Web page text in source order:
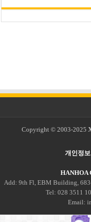
Copyright © 2003-2025
개인정
HANHOA
Add: 9th Fl, EBM Building,
Tel: 028 3511
Email: